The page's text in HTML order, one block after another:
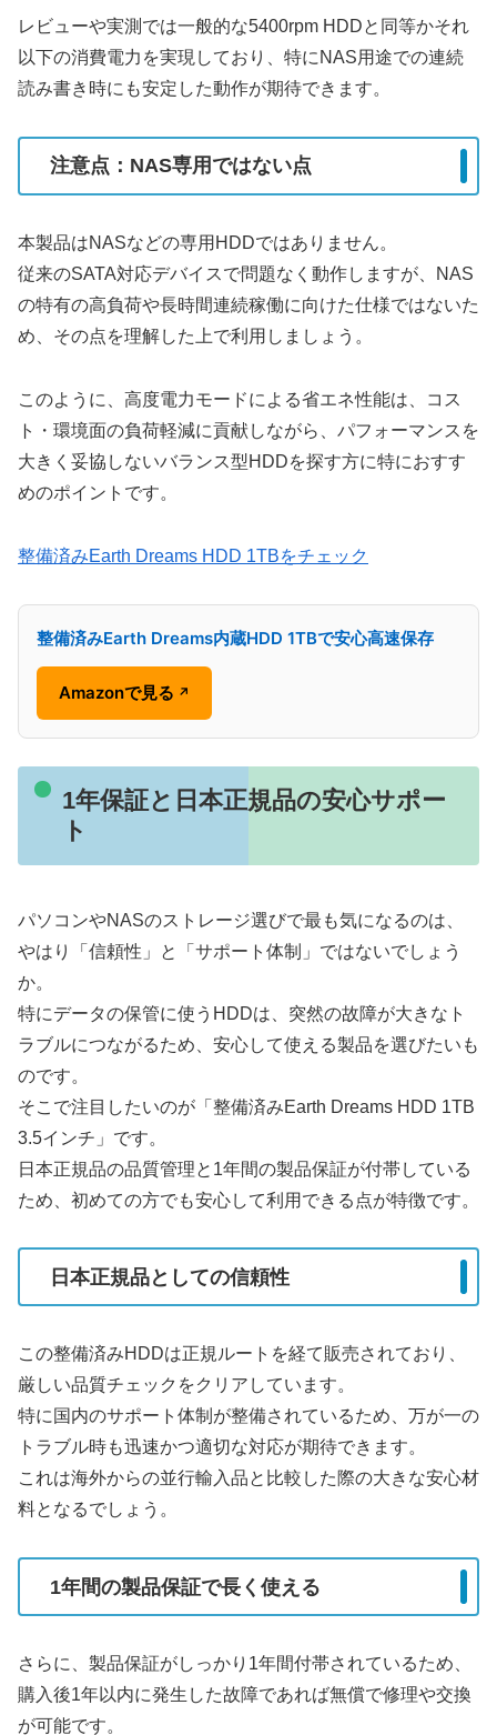
レビューや実測では一般的な5400rpm HDDと同等かそれ
以下の消費電力を実現しており、特にNAS用途での連続
読み書き時にも安定した動作が期待できます。
注意点：NAS専用ではない点
本製品はNASなどの専用HDDではありません。
従来のSATA対応デバイスで問題なく動作しますが、NAS
の特有の高負荷や長時間連続稼働に向けた仕様ではないた
め、その点を理解した上で利用しましょう。
このように、高度電力モードによる省エネ性能は、コス
ト・環境面の負荷軽減に貢献しながら、パフォーマンスを
大きく妥協しないバランス型HDDを探す方に特におすす
めのポイントです。
整備済みEarth Dreams HDD 1TBをチェック
整備済みEarth Dreams内蔵HDD 1TBで安心高速保存
Amazonで見る ↗
1年保証と日本正規品の安心サポー
ト
パソコンやNASのストレージ選びで最も気になるのは、
やはり「信頼性」と「サポート体制」ではないでしょう
か。
特にデータの保管に使うHDDは、突然の故障が大きなト
ラブルにつながるため、安心して使える製品を選びたいも
のです。
そこで注目したいのが「整備済みEarth Dreams HDD 1TB
3.5インチ」です。
日本正規品の品質管理と1年間の製品保証が付帯している
ため、初めての方でも安心して利用できる点が特徴です。
日本正規品としての信頼性
この整備済みHDDは正規ルートを経て販売されており、
厳しい品質チェックをクリアしています。
特に国内のサポート体制が整備されているため、万が一の
トラブル時も迅速かつ適切な対応が期待できます。
これは海外からの並行輸入品と比較した際の大きな安心材
料となるでしょう。
1年間の製品保証で長く使える
さらに、製品保証がしっかり1年間付帯されているため、
購入後1年以内に発生した故障であれば無償で修理や交換
が可能です。